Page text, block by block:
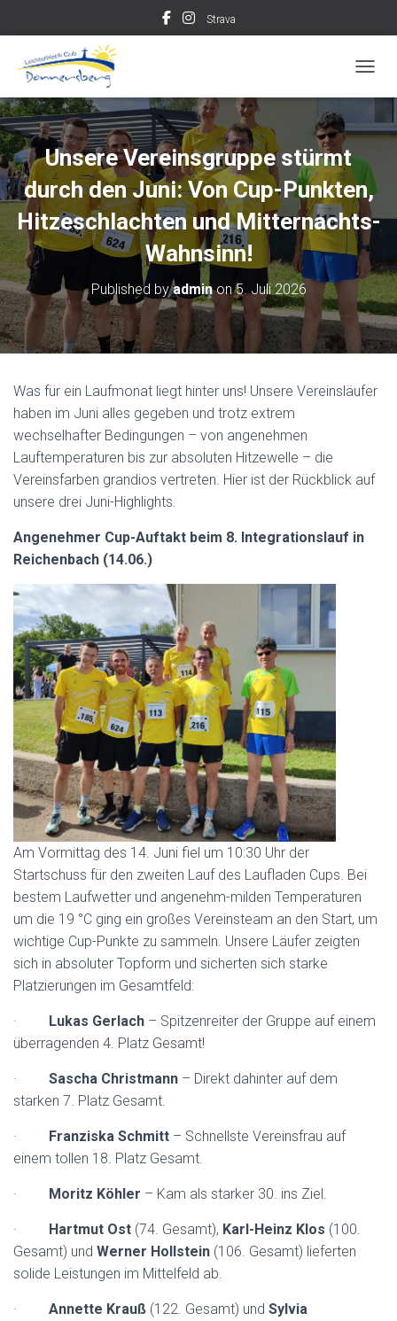
Strava
Unsere Vereinsgruppe stürmt
durch den Juni: Von Cup-Punkten,
Hitzeschlachten und Mitternachts-
Wahnsinn!
Published byadminon5. Juli 2026
Was für ein Laufmonat liegt hinter uns! Unsere Vereinsläufer
haben im Juni alles gegeben und trotz extrem
wechselhafter Bedingungen – von angenehmen
Lauftemperaturen bis zur absoluten Hitzewelle – die
Vereinsfarben grandios vertreten. Hier ist der Rückblick auf
unsere drei Juni-Highlights.
Angenehmer Cup-Auftakt beim 8. Integrationslauf in
Reichenbach (14.06.)
Am Vormittag des 14. Juni fiel um 10:30 Uhr der
Startschuss für den zweiten Lauf des Laufladen Cups. Bei
bestem Laufwetter und angenehm-milden Temperaturen
um die 19 °C ging ein großes Vereinsteam an den Start, um
wichtige Cup-Punkte zu sammeln. Unsere Läufer zeigten
sich in absoluter Topform und sicherten sich starke
Platzierungen im Gesamtfeld:
· Lukas Gerlach – Spitzenreiter der Gruppe auf einem
überragenden 4. Platz Gesamt!
· Sascha Christmann – Direkt dahinter auf dem
starken 7. Platz Gesamt.
· Franziska Schmitt – Schnellste Vereinsfrau auf
einem tollen 18. Platz Gesamt.
· Moritz Köhler – Kam als starker 30. ins Ziel.
· Hartmut Ost (74. Gesamt), Karl-Heinz Klos (100.
Gesamt) und Werner Hollstein (106. Gesamt) lieferten
solide Leistungen im Mittelfeld ab.
· Annette Krauß (122. Gesamt) und Sylvia